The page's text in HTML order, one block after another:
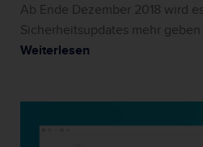
Ab Ende Dezember 2018 wird
Sicherheitsupdates mehr
Weiterlesen